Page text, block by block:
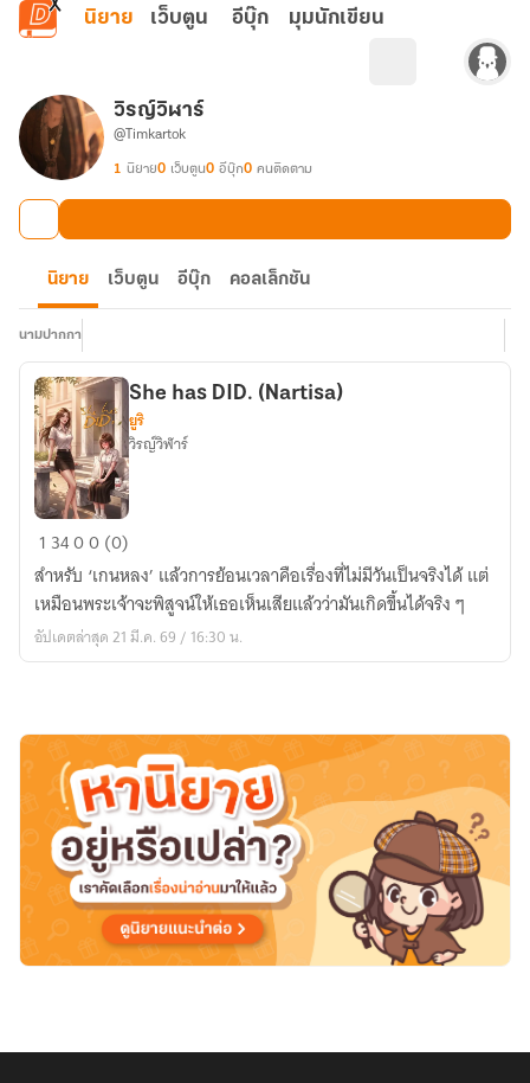
ข้ามไปยังเนื้อหาหลัก
นิยาย เว็บตูน อีบุ๊ก มุมนักเขียน
วิรญ์วิฬาร์
@Timkartok
1 นิยาย0 เว็บตูน0 อีบุ๊ก0 คนติดตาม
นิยาย เว็บตูน อีบุ๊ก คอลเล็กชัน
นามปากกา
She
has
DID.
(Nartisa)
She has DID. (Nartisa)
ยูริ
วิรญ์วิฬาร์
1 3400 (0)
สำหรับ ‘เกนหลง’ แล้วการย้อนเวลาคือเรื่องที่ไม่มีวันเป็นจริงได้ แต่
เหมือนพระเจ้าจะพิสูจน์ให้เธอเห็นเสียแล้วว่ามันเกิดขึ้นได้จริง ๆ
อัปเดตล่าสุด 21 มี.ค. 69 / 16:30 น.